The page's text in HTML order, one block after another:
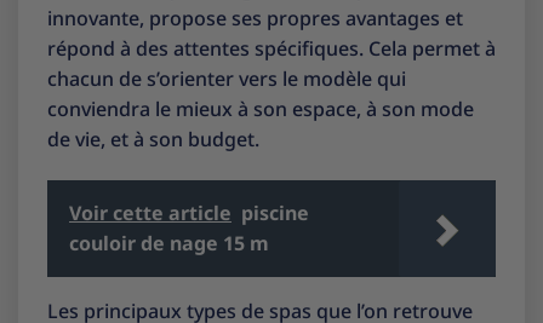
innovante, propose ses propres avantages et
répond à des attentes spécifiques. Cela permet à
chacun de s’orienter vers le modèle qui
conviendra le mieux à son espace, à son mode
de vie, et à son budget.
Voir cette article piscine
couloir de nage 15 m
Les principaux types de spas que l’on retrouve